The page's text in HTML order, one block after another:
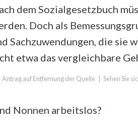
dem Sozialgesetzbuch
Doch als
Sachzuwendungen, die sie
etwa das vergleichbare
Antrag auf Entfernung der Quelle Sehen Sie
Nonnen arbeitslos?